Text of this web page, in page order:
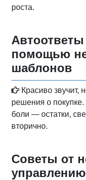
роста.
помощью
шаблонов
Красиво звучит,
решения о
боли — остатки,
вторично.
Советы от